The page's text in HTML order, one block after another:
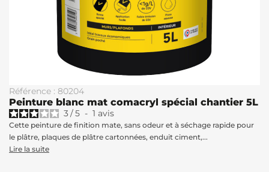
Référence : 80204
Peinture blanc mat comacryl spécial chantier 5L
3/5 - 1 avis
Cette peinture de finition mate, sans odeur et à séchage rapide pour
le plâtre, plaques de plâtre cartonnées, enduit ciment,...
Lire la suite